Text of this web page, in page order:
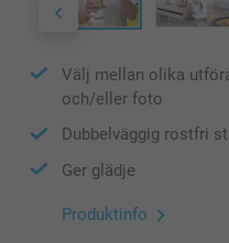
Välj mellan olika
och/eller foto
Dubbelväggig rostfri
Ger glädje
Produktinfo